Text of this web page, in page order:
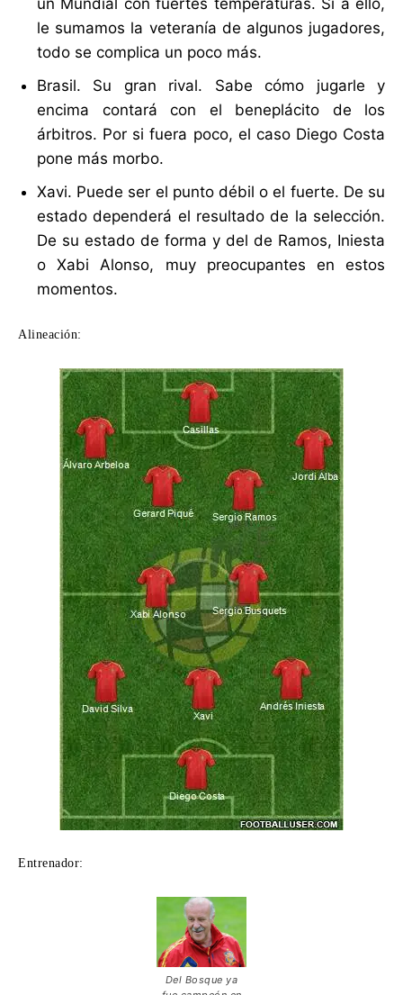
le sumamos la veteranía de algunos jugadores,
todo se complica un poco más.
Brasil. Su gran rival. Sabe cómo jugarle y
encima contará con el beneplácito de los
árbitros. Por si fuera poco, el caso Diego Costa
pone más morbo.
Xavi. Puede ser el punto débil o el fuerte. De su
estado dependerá el resultado de la selección.
De su estado de forma y del de Ramos, Iniesta
o Xabi Alonso, muy preocupantes en estos
momentos.
Alineación:
Entrenador:
Del Bosque ya